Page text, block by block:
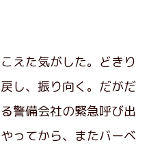
えた気がした。どきり
し、振り向く。だがだ
警備会社の緊急呼び出
ってから、またバーベ